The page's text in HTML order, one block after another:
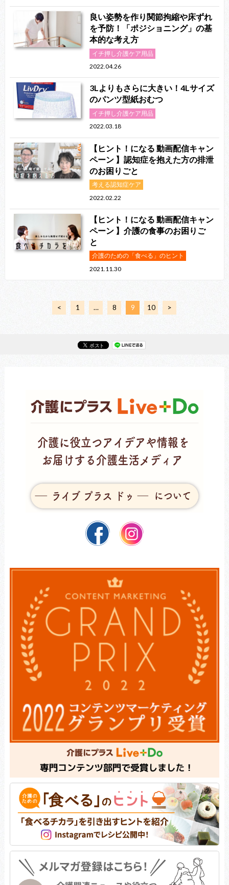
良い姿勢を作り関節拘縮や床ずれ
を予防！「ポジショニング」の基
本的な考え方
イチ押し介護ケア用品
2022.04.26
3Lよりもさらに大きい！4Lサイズ
のパンツ型紙おむつ
イチ押し介護ケア用品
2022.03.18
【ヒント！になる 動画配信キャン
ペーン 】認知症を抱えた方の排泄
のお困りごと
考える認知症ケア
2022.02.22
【ヒント！になる 動画配信キャン
ペーン 】介護の食事のお困りご
と
介護のための「食べる」のヒント
2021.11.30
< 1 … 8 9 10 >